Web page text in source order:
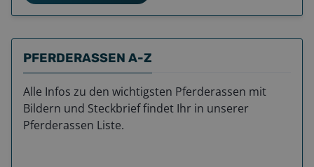
PFERDERASSEN A-Z
Alle Infos zu den wichtigsten Pferderassen mit
Bildern und Steckbrief findet Ihr in unserer
Pferderassen Liste.